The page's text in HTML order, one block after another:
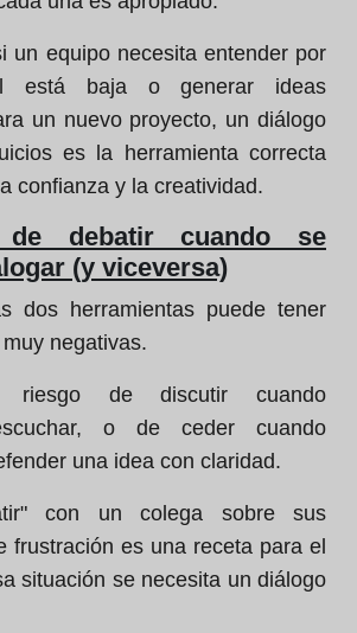
un equipo necesita entender por
está baja o generar ideas
un nuevo proyecto, un diálogo
es la herramienta correcta
confianza y la creatividad.
debatir cuando se
(y viceversa)
dos herramientas puede tener
negativas.
riesgo de discutir cuando
o de ceder cuando
una idea con claridad.
con un colega sobre sus
frustración es una receta para el
situación se necesita un diálogo